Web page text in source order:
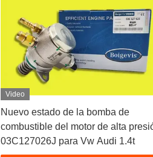
Video
Nuevo estado de la bomba de
combustible del motor de alta
03C127026J para Vw Audi 1.4t